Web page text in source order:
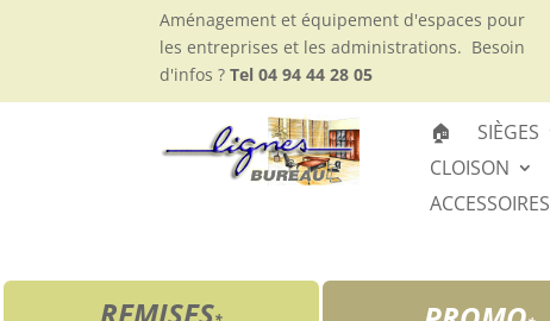
Aménagement et équipement d'espaces pour
les entreprises et les administrations. Besoin
d'infos ?Tel 04 94 44 28 05
🏠 SIÈGES
CLOISON
ACCESSOIRES
REMISES